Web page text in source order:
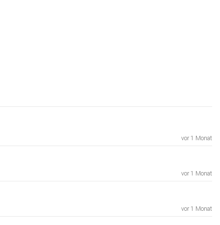
vor 1 Monat
vor 1 Monat
vor 1 Monat